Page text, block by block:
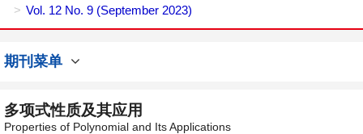
Vol. 12 No. 9 (September 2023)
期刊菜单
多项式性质及其应用
Properties of Polynomial and Its Applications